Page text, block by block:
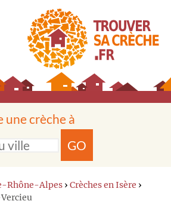
une crèche à
GO
Rhône-Alpes › Crèches en Isère ›